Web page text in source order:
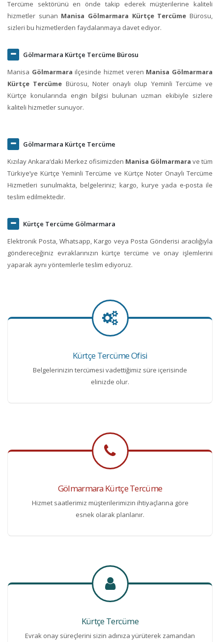
Tercüme sektörünü en önde takip ederek müşterilerine kaliteli
hizmetler sunan Manisa Gölmarmara Kürtçe Tercüme Bürosu,
sizleri bu hizmetlerden faydalanmaya davet ediyor.
Gölmarmara Kürtçe Tercüme Bürosu
Manisa Gölmarmara ilçesinde hizmet veren Manisa Gölmarmara
Kürtçe Tercüme Bürosu, Noter onaylı olup Yeminli Tercüme ve
Kürtçe konularında engin bilgisi bulunan uzman ekibiyle sizlere
kaliteli hizmetler sunuyor.
Gölmarmara Kürtçe Tercüme
Kızılay Ankara‘daki Merkez ofisimizden Manisa Gölmarmara ve tüm
Türkiye’ye Kürtçe Yeminli Tercüme ve Kürtçe Noter Onaylı Tercüme
Hizmetleri sunulmakta, belgeleriniz; kargo, kurye yada e-posta ile
teslim edilmektedir.
Kürtçe Tercüme Gölmarmara
Elektronik Posta, Whatsapp, Kargo veya Posta Gönderisi aracılığıyla
göndereceğiniz evraklarınızın kürtçe tercüme ve onay işlemlerini
yaparak aynı yöntemlerle teslim ediyoruz.
Kürtçe Tercüme Ofisi
Belgelerinizin tercümesi vadettiğimiz süre içerisinde
elinizde olur.
Gölmarmara Kürtçe Tercüme
Hizmet saatlerimiz müşterilerimizin ihtiyaçlarına göre
esnek olarak planlanır.
Kürtçe Tercüme
Evrak onay süreçlerini sizin adınıza yürüterek zamandan